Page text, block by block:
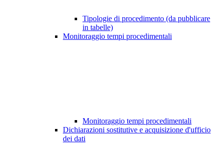
Tipologie di procedimento (da pubblicare
in tabelle)
Monitoraggio tempi procedimentali
Monitoraggio tempi procedimentali
Dichiarazioni sostitutive e acquisizione d'ufficio
dei dati